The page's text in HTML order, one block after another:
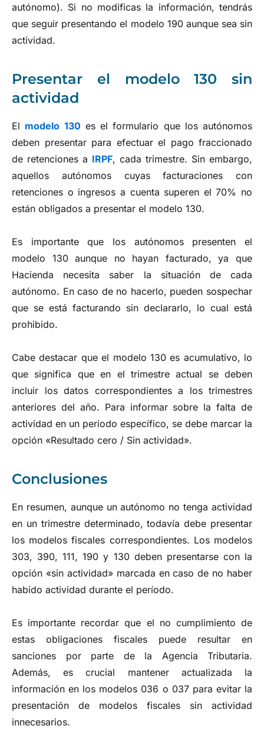
autónomo). Si no modificas la información, tendrás
que seguir presentando el modelo 190 aunque sea sin
actividad.
Presentar el modelo 130 sin
actividad
El modelo 130 es el formulario que los autónomos
deben presentar para efectuar el pago fraccionado
de retenciones a IRPF, cada trimestre. Sin embargo,
aquellos autónomos cuyas facturaciones con
retenciones o ingresos a cuenta superen el 70% no
están obligados a presentar el modelo 130.
Es importante que los autónomos presenten el
modelo 130 aunque no hayan facturado, ya que
Hacienda necesita saber la situación de cada
autónomo. En caso de no hacerlo, pueden sospechar
que se está facturando sin declararlo, lo cual está
prohibido.
Cabe destacar que el modelo 130 es acumulativo, lo
que significa que en el trimestre actual se deben
incluir los datos correspondientes a los trimestres
anteriores del año. Para informar sobre la falta de
actividad en un periodo específico, se debe marcar la
opción «Resultado cero / Sin actividad».
Conclusiones
En resumen, aunque un autónomo no tenga actividad
en un trimestre determinado, todavía debe presentar
los modelos fiscales correspondientes. Los modelos
303, 390, 111, 190 y 130 deben presentarse con la
opción «sin actividad» marcada en caso de no haber
habido actividad durante el período.
Es importante recordar que el no cumplimiento de
estas obligaciones fiscales puede resultar en
sanciones por parte de la Agencia Tributaria.
Además, es crucial mantener actualizada la
información en los modelos 036 o 037 para evitar la
presentación de modelos fiscales sin actividad
innecesarios.